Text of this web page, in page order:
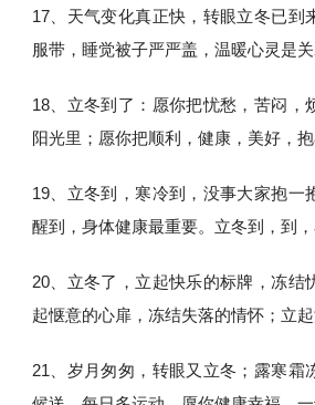
17、天气变化真正快，转眼立冬已
服带，睡觉被子严严盖，温暖心灵是
18、立冬到了：愿你把忧愁，苦闷
阳光里；愿你把顺利，健康，美好，
19、立冬到，寒冷到，没事大家抱
醒到，身体健康最重要。立冬到，到
20、立冬了，立起快乐的标牌，冻
起惬意的心扉，冻结失落的情怀；立
21、岁月匆匆，转眼又立冬；露寒